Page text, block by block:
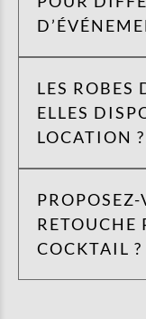
LES ROBES
ELLES
LOCATION ?
RETOUCHE
COCKTAIL ?